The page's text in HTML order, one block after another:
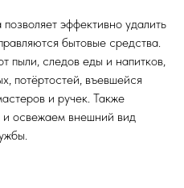
эффективно удалить
бытовые средства.
пыли, следов еды и напитков,
потёртостей, въевшейся
и ручек. Также
и освежаем внешний вид